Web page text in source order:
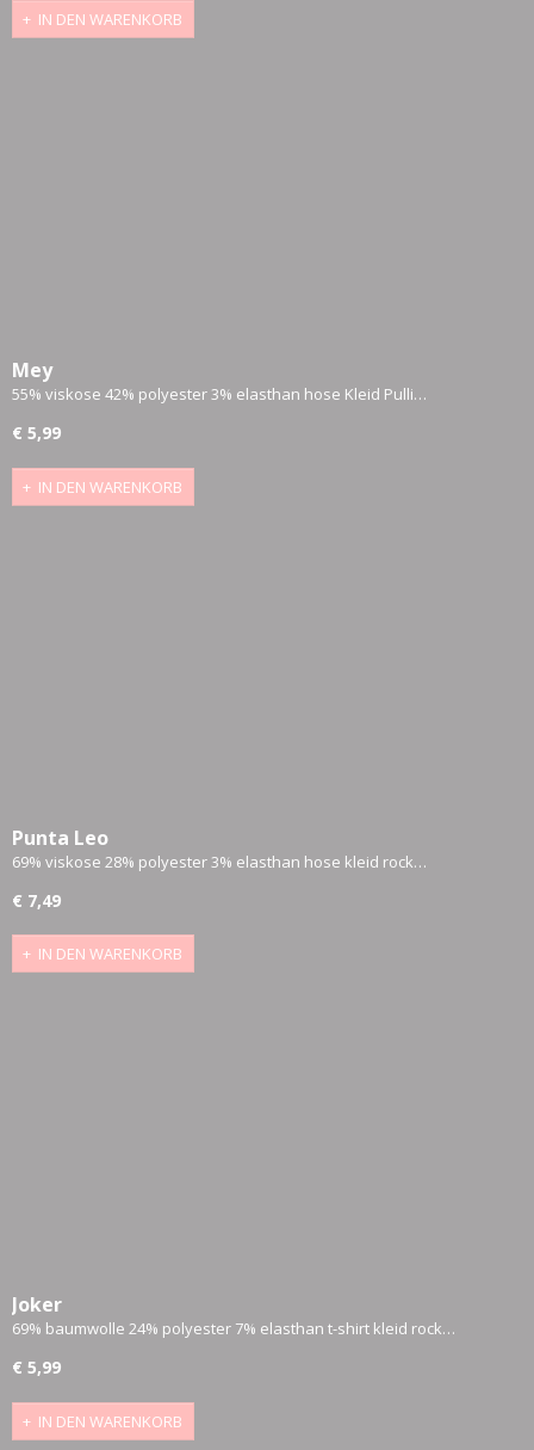
IN DEN WARENKORB
Mey
55% viskose 42% polyester 3% elasthan hose Kleid Pulli…
€ 5,99
IN DEN WARENKORB
Punta Leo
69% viskose 28% polyester 3% elasthan hose kleid rock…
€ 7,49
IN DEN WARENKORB
Joker
69% baumwolle 24% polyester 7% elasthan t-shirt kleid rock…
€ 5,99
IN DEN WARENKORB